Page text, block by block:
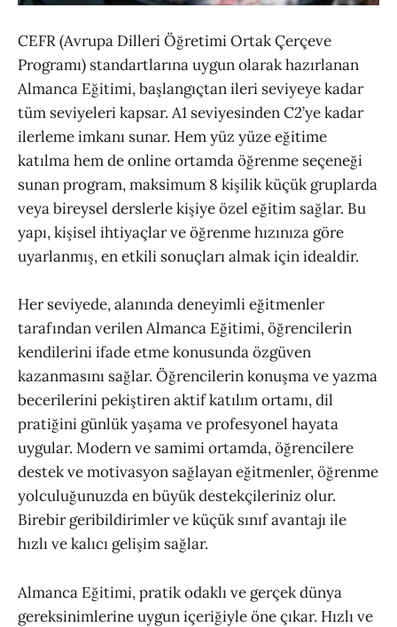
CEFR (Avrupa Dilleri Öğretimi Ortak Çerçeve
Programı) standartlarına uygun olarak hazırlanan
Almanca Eğitimi, başlangıçtan ileri seviyeye kadar
tüm seviyeleri kapsar. A1 seviyesinden C2’ye kadar
ilerleme imkanı sunar. Hem yüz yüze eğitime
katılma hem de online ortamda öğrenme seçeneği
sunan program, maksimum 8 kişilik küçük gruplarda
veya bireysel derslerle kişiye özel eğitim sağlar. Bu
yapı, kişisel ihtiyaçlar ve öğrenme hızınıza göre
uyarlanmış, en etkili sonuçları almak için idealdir.
Her seviyede, alanında deneyimli eğitmenler
tarafından verilen Almanca Eğitimi, öğrencilerin
kendilerini ifade etme konusunda özgüven
kazanmasını sağlar. Öğrencilerin konuşma ve yazma
becerilerini pekiştiren aktif katılım ortamı, dil
pratiğini günlük yaşama ve profesyonel hayata
uygular. Modern ve samimi ortamda, öğrencilere
destek ve motivasyon sağlayan eğitmenler, öğrenme
yolculuğunuzda en büyük destekçileriniz olur.
Birebir geribildirimler ve küçük sınıf avantajı ile
hızlı ve kalıcı gelişim sağlar.
Almanca Eğitimi, pratik odaklı ve gerçek dünya
gereksinimlerine uygun içeriğiyle öne çıkar. Hızlı ve